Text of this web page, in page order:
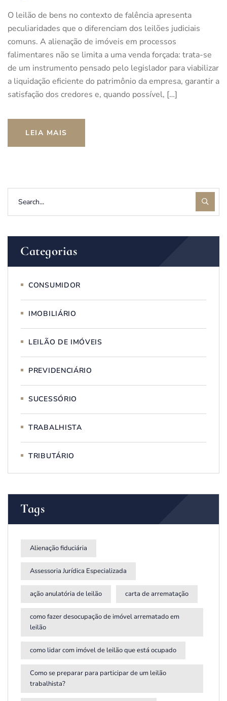
O leilão de bens no contexto de falência apresenta
peculiaridades que o diferenciam dos leilões judiciais
comuns. A alienação de imóveis em processos
falimentares não se limita a uma venda forçada: trata-se
de um instrumento pensado pelo legislador para viabilizar
a liquidação eficiente do patrimônio da empresa, garantir a
satisfação dos credores e, quando possível, […]
LEIA MAIS
Categorias
CONSUMIDOR
IMOBILIÁRIO
LEILÃO DE IMÓVEIS
PREVIDENCIÁRIO
SUCESSÓRIO
TRABALHISTA
TRIBUTÁRIO
Tags
Alienação fiduciária
Assessoria Jurídica Especializada
ação anulatória de leilão carta de arrematação
como fazer desocupação de imóvel arrematado em
leilão
como lidar com imóvel de leilão que está ocupado
Como se preparar para participar de um leilão
trabalhista?